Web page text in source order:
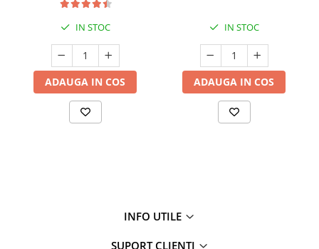
IN STOC
ADAUGA IN COS
IN STOC
ADAUGA IN COS
INFO UTILE
SUPORT CLIENTI